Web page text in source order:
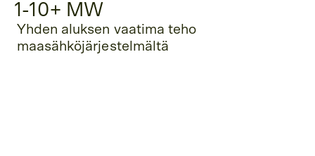
1-10+ MW
Yhden aluksen vaatima teho
maasähköjärjestelmältä